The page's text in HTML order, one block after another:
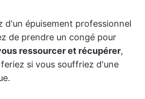
d'un épuisement professionnel
de prendre un congé pour
ressourcer et récupérer,
si vous souffriez d'une